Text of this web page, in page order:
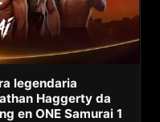
legendaria
Haggerty da
en ONE Samurai 1